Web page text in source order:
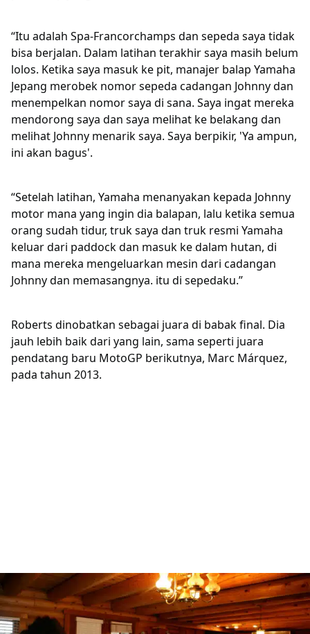
“Itu adalah Spa-Francorchamps dan sepeda saya tidak
bisa berjalan. Dalam latihan terakhir saya masih belum
lolos. Ketika saya masuk ke pit, manajer balap Yamaha
Jepang merobek nomor sepeda cadangan Johnny dan
menempelkan nomor saya di sana. Saya ingat mereka
mendorong saya dan saya melihat ke belakang dan
melihat Johnny menarik saya. Saya berpikir, 'Ya ampun,
ini akan bagus'.
“Setelah latihan, Yamaha menanyakan kepada Johnny
motor mana yang ingin dia balapan, lalu ketika semua
orang sudah tidur, truk saya dan truk resmi Yamaha
keluar dari paddock dan masuk ke dalam hutan, di
mana mereka mengeluarkan mesin dari cadangan
Johnny dan memasangnya. itu di sepedaku.”
Roberts dinobatkan sebagai juara di babak final. Dia
jauh lebih baik dari yang lain, sama seperti juara
pendatang baru MotoGP berikutnya, Marc Márquez,
pada tahun 2013.